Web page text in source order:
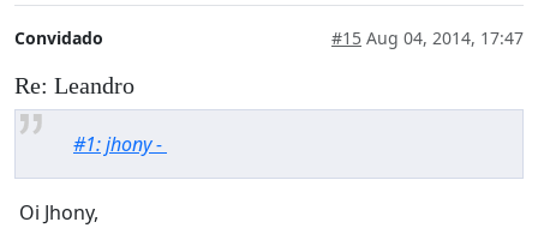
Convidado #15 Aug 04, 2014, 17:47
Re: Leandro
#1: jhony -
Oi Jhony,